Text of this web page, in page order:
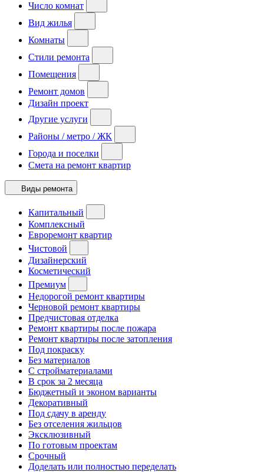
Число комнат
Вид жилья
Комнаты
Стили ремонта
Помещения
Ремонт домов
Дизайн проект
Другие услуги
Районы / метро / ЖК
Города и поселки
Смета на ремонт квартир
Виды ремонта
Капитальный
Комплексный
Евроремонт квартир
Чистовой
Дизайнерский
Косметический
Премиум
Недорогой ремонт квартиры
Черновой ремонт квартиры
Предчистовая отделка
Ремонт квартиры после пожара
Ремонт квартиры после затопления
Под покраску
Без материалов
С стройматериалами
В срок за 2 месяца
Бюджетный и эконом варианты
Декоративный
Под сдачу в аренду
Без отселения жильцов
Эксклюзивный
По готовым проектам
Срочный
Доделать или полностью переделать